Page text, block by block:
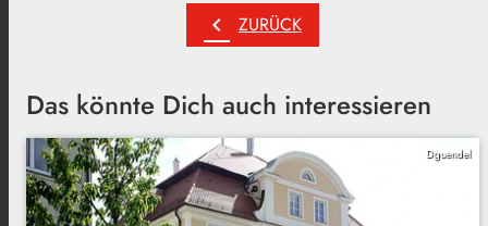
chevron_left ZURÜCK
Das könnte Dich auch interessieren
Dguendel